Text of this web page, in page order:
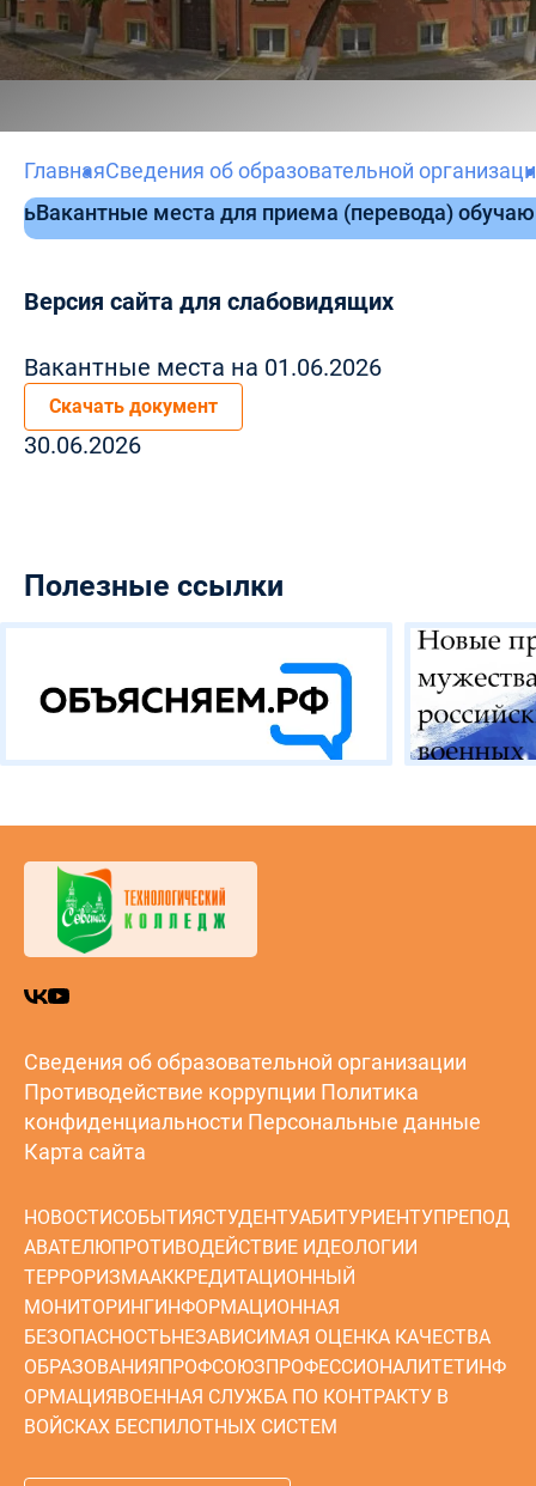
ГлавнаяСведения об образовательной
Вакантные места для приема (перевода)
Версия сайта для слабовидящих
Вакантные места на 01.06.2026
Скачать документ
30.06.2026
Полезные ссылки
Сведения об образовательной организации
Противодействие коррупции Политика
конфиденциальности Персональные данные
Карта сайта
НОВОСТИСОБЫТИЯСТУДЕНТУАБИТУРИЕНТУПРЕПОД
АВАТЕЛЮПРОТИВОДЕЙСТВИЕ ИДЕОЛОГИИ
ТЕРРОРИЗМААККРЕДИТАЦИОННЫЙ
МОНИТОРИНГИНФОРМАЦИОННАЯ
БЕЗОПАСНОСТЬНЕЗАВИСИМАЯ ОЦЕНКА КАЧЕСТВА
ОБРАЗОВАНИЯПРОФСОЮЗПРОФЕССИОНАЛИТЕТИНФ
ОРМАЦИЯВОЕННАЯ СЛУЖБА ПО КОНТРАКТУ В
ВОЙСКАХ БЕСПИЛОТНЫХ СИСТЕМ